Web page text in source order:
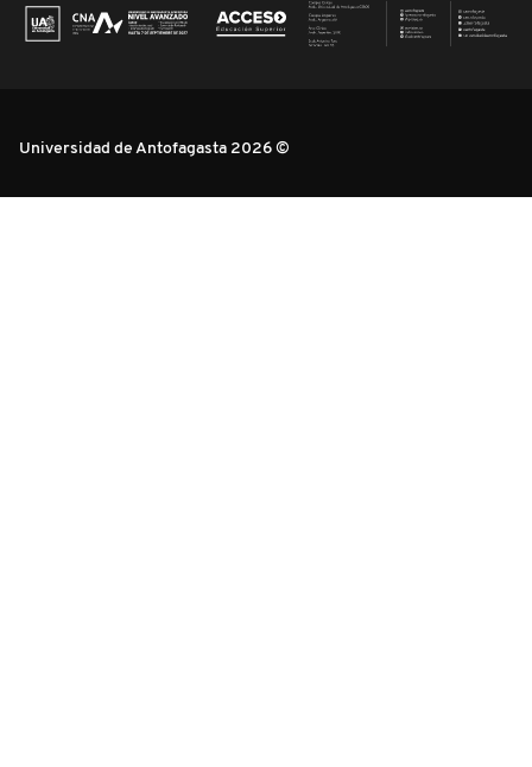
Universidad de Antofagasta 2026 ©